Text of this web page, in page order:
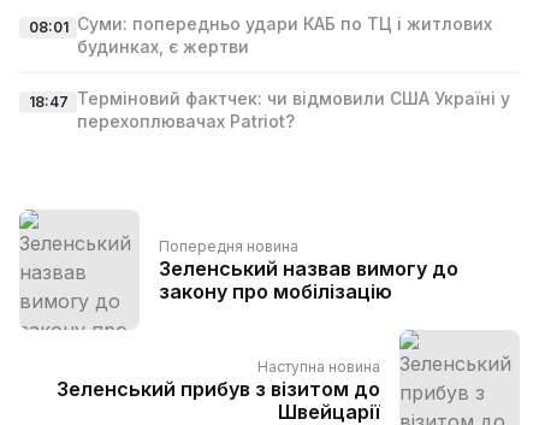
08:01 Суми: попередньо удари КАБ по ТЦ і житлових
будинках, є жертви
18:47 Терміновий фактчек: чи відмовили США Україні у
перехоплювачах Patriot?
Попередня новина
Зеленський назвав вимогу до
закону про мобілізацію
Наступна новина
Зеленський прибув з візитом до
Швейцарії